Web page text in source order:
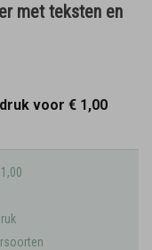
met teksten en
voor € 1,00